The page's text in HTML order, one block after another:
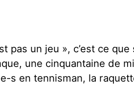
pas un jeu », c’est ce
une cinquantaine de
s en tennisman, la